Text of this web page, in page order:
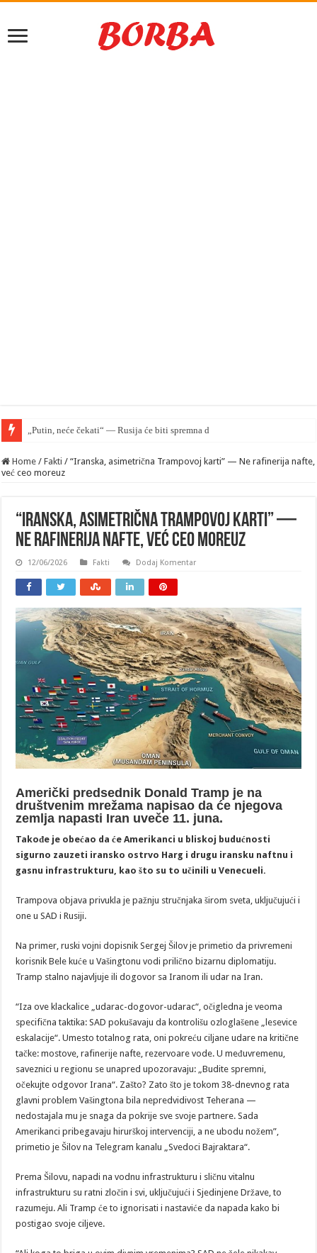
„Putin, neće čekati“ — Rusija će biti spremna da napadne NATO na jesen
Home / Fakti / “Iranska, asimetrična Trampovoj karti” — Ne rafinerija nafte,
već ceo moreuz
“Iranska, asimetrična Trampovoj karti” —
Ne rafinerija nafte, već ceo moreuz
12/06/2026 Fakti Dodaj Komentar
Američki predsednik Donald Tramp je na
društvenim mrežama napisao da će njegova
zemlja napasti Iran uveče 11. juna.
Takođe je obećao da će Amerikanci u bliskoj budućnosti
sigurno zauzeti iransko ostrvo Harg i drugu iransku naftnu i
gasnu infrastrukturu, kao što su to učinili u Venecueli.
Trampova objava privukla je pažnju stručnjaka širom sveta, uključujući i
one u SAD i Rusiji.
Na primer, ruski vojni dopisnik Sergej Šilov je primetio da privremeni
korisnik Bele kuće u Vašingtonu vodi prilično bizarnu diplomatiju.
Tramp stalno najavljuje ili dogovor sa Iranom ili udar na Iran.
“Iza ove klackalice „udarac-dogovor-udarac“, očigledna je veoma
specifična taktika: SAD pokušavaju da kontrolišu ozloglašene „lesevice
eskalacije“. Umesto totalnog rata, oni pokreću ciljane udare na kritične
tačke: mostove, rafinerije nafte, rezervoare vode. U međuvremenu,
saveznici u regionu se unapred upozoravaju: „Budite spremni,
očekujte odgovor Irana“. Zašto? Zato što je tokom 38-dnevnog rata
glavni problem Vašingtona bila nepredvidivost Teherana —
nedostajala mu je snaga da pokrije sve svoje partnere. Sada
Amerikanci pribegavaju hirurškoj intervenciji, a ne ubodu nožem”,
primetio je Šilov na Telegram kanalu „Svedoci Bajraktara“.
Prema Šilovu, napadi na vodnu infrastrukturu i sličnu vitalnu
infrastrukturu su ratni zločin i svi, uključujući i Sjedinjene Države, to
razumeju. Ali Tramp će to ignorisati i nastaviće da napada kako bi
postigao svoje ciljeve.